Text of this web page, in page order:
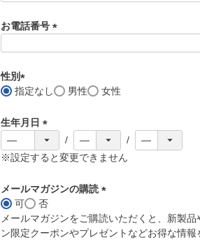
お電話番号
)
性別
(
須
指定なし 男性 女性
生年月日
(
必
)
※設定すると変更できません
メールマガジンの購読
必
須
可
否
メールマガジンをご購読いただくと、新製
ン限定クーポンやプレゼントなどお得な情報